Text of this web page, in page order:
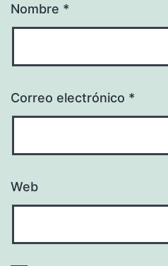
Nombre *
Correo electrónico *
Web